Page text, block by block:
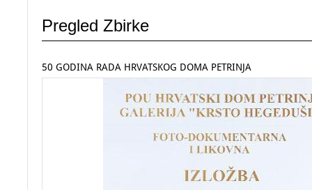
Pregled Zbirke
50 GODINA RADA HRVATSKOG DOMA PETRINJA